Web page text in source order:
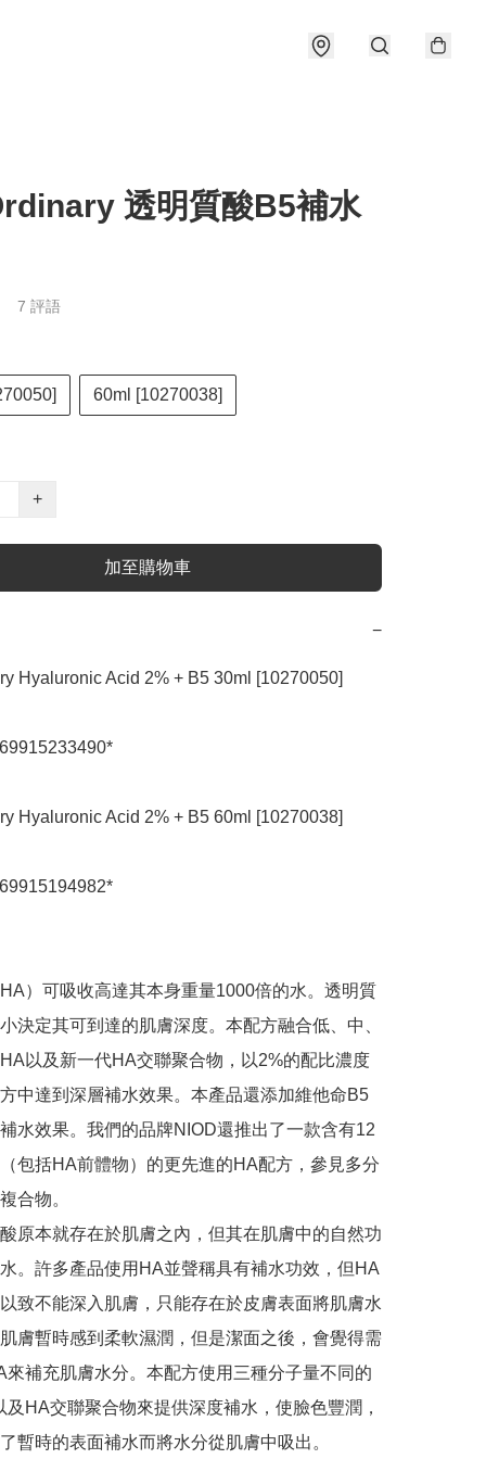
透明質酸B5補水
7 評語
60ml [10270038]
+
加至購物車
−
Hyaluronic Acid 2% + B5 30ml [10270050]
Hyaluronic Acid 2% + B5 60ml [10270038]
）可吸收高達其本身重量1000倍的水。透明質
決定其可到達的肌膚深度。本配方融合低、中、
以及新一代HA交聯聚合物，以2%的配比濃度
中達到深層補水效果。本產品還添加維他命B5
水效果。我們的品牌NIOD還推出了一款含有12
包括HA前體物）的更先進的HA配方，參見多分
合物。
原本就存在於肌膚之內，但其在肌膚中的自然功
。許多產品使用HA並聲稱具有補水功效，但HA
致不能深入肌膚，只能存在於皮膚表面將肌膚水
膚暫時感到柔軟濕潤，但是潔面之後，會覺得需
來補充肌膚水分。本配方使用三種分子量不同的
及HA交聯聚合物來提供深度補水，使臉色豐潤，
暫時的表面補水而將水分從肌膚中吸出。